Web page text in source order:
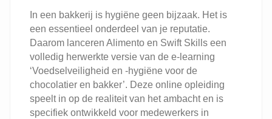
In een bakkerij is hygiëne geen bijzaak. Het is
een essentieel onderdeel van je reputatie.
Daarom lanceren Alimento en Swift Skills een
volledig herwerkte versie van de e-learning
‘Voedselveiligheid en -hygiëne voor de
chocolatier en bakker’. Deze online opleiding
speelt in op de realiteit van het ambacht en is
specifiek ontwikkeld voor medewerkers in